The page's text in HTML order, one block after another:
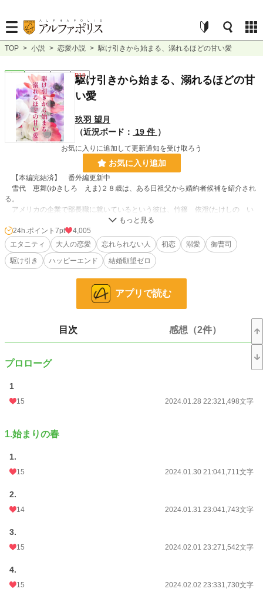
TOP > 小説 > 恋愛小説 > 駆け引きから始まる、溺れるほどの甘い愛
連載中 長編 R18
駆け引きから始まる、溺れるほどの甘
い愛
玖羽 望月
（近況ボード：
19 件 ）
お気に入りに追加して更新通知を受け取ろう
お気に入り追加
【本編完結済】 番外編更新中
雪代 恵舞(ゆきしろ えま)２８歳は、ある日祖父から婚約者候補を紹介され
る。
アメリカの企業で部長職に就いているという彼は、竹篠 依澄(たけしの い
恵舞は依澄の顔を見て驚く。１０年以上前に別れたきりの、初恋の人にそっく
りだったからだ。けれど名前すら違う別人。
戸惑いながらも、祖父の顔を立てるためお試し交際からスタートという条件で
受け入れる恵舞。結婚願望などなく、そのうち断るつもりだった。
めに簡単なゲームをしようと言い出す。
「俺が勝ったら唇をもらおうか」
――この駆け引きの勝者はどちら？
本編完結済
エブリスタにも投稿しています。
お気に入り
文字数
更新日時
初回公開日時
週間ポイント
月間ポイント
24h.ポイント 7pt
4,005
エタニティ
大人の恋愛 忘れられない人 初恋 溺愛
御曹司
駆け引き
ハッピーエンド 結婚願望ゼロ
アプリで読む
目次 感想（2件）
プロローグ
1
15 2024.01.28 22:321,498文字
1.始まりの春
1.
15 2024.01.30 21:041,711文字
2.
14 2024.01.31 23:041,743文字
3.
15 2024.02.01 23:271,542文字
4.
15 2024.02.02 23:331,730文字